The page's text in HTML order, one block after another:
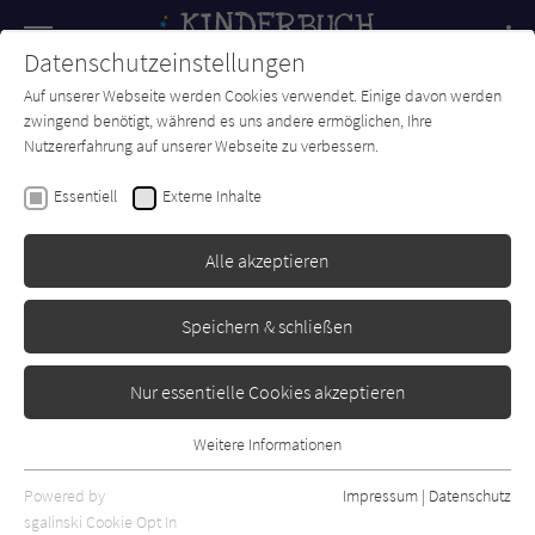
SUCHE Forum Charts Newsletter
Adele Sansone
Florian lässt sich Zeit
Erschienen: April 2005 1
Datenschutzeinstellungen
Auf unserer Webseite werden Cookies verwendet. Einige davon werden
zwingend benötigt, während es uns andere ermöglichen, Ihre
Nutzererfahrung auf unserer Webseite zu verbessern.
Essentiell Externe Inhalte
Alle akzeptieren
Speichern & schließen
Nur essentielle Cookies akzeptieren
Essentielle Cookies werden für grundlegende Funktionen der
Webseite benötigt. Dadurch ist gewährleistet, dass die Webseite
Weitere Informationen
Powered by
sgalinski Cookie Opt In
Impressum | Datenschutz